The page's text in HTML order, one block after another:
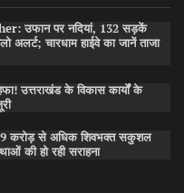
उफान पर नदियां, 132 सड़कें
अलर्ट; चारधाम हाईवे का जानें ताजा
उत्तराखंड के विकास कार्यों के
करोड़ से अधिक शिवभक्त सकुशल
की हो रही सराहना